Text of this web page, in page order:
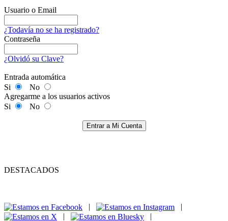
Usuario o Email
¿Todavía no se ha registrado?
Contraseña
¿Olvidó su Clave?
Entrada automática
Si
No
Agregarme a los usuarios activos
Si
No
Entrar a Mi Cuenta
DESTACADOS
|
|
|
|